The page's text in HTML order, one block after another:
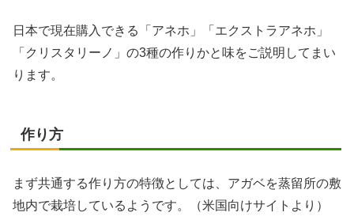
日本で現在購入できる「アネホ」「エクストラアネホ」
「クリスタリーノ」の3種の作りかと味をご説明してまい
ります。
作り方
まず共通する作り方の特徴としては、アガベを蒸留所の敷
地内で栽培しているようです。（米国向けサイトより）